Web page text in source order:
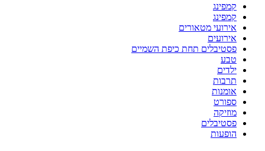
קמפינג
קמפינג
אירועי מטאורים
אירועים
פסטיבלים תחת כיפת השמיים
טבע
ילדים
תרבות
אומנות
ספורט
מוזיקה
פסטיבלים
הופעות